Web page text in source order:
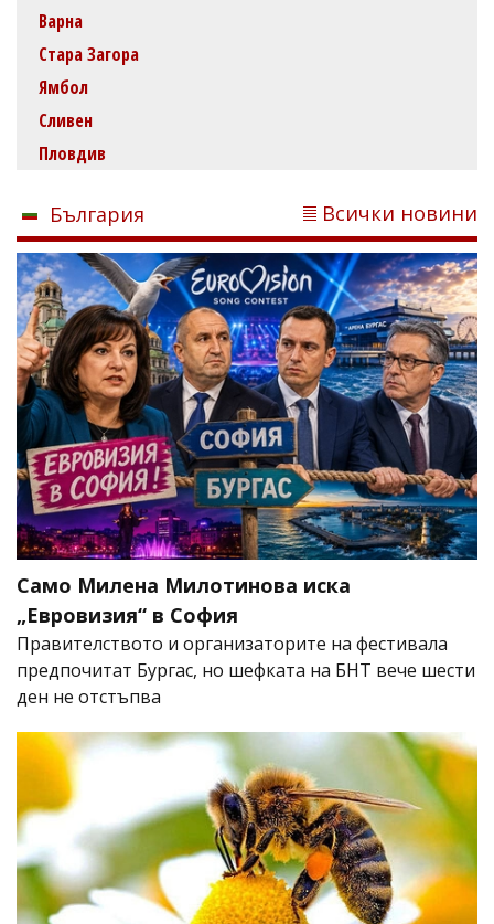
Варна
Стара Загора
Ямбол
Сливен
Пловдив
България Всички новини
Само Милена Милотинова иска
„Евровизия“ в София
Правителството и организаторите на фестивала
предпочитат Бургас, но шефката на БНТ вече шести
ден не отстъпва